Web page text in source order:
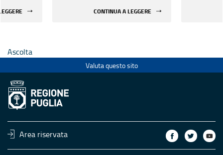
CONTINUA A LEGGERE
Ascolta
Valuta questo sito
Area riservata